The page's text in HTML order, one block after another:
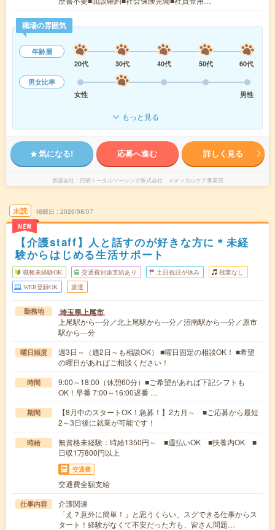
職場の雰囲気
年齢層
20代
30代 40代 50代
60代
男女比率
女性
男性
もっと見る
気になる! 応募へ進む 詳しく見る
派遣会社 日研トータルソーシング株式会社 メディカルケア事業部
未読
NEW
掲載日 2026/08/07
【介護staff】人と話すのが好きな方に＊未経
験からはじめる生活サポート
職種未経験OK 交通費別途支給あり 土日祝日が休み 残業なし
WEB登録OK 派遣
勤務地 埼玉県上尾市
上尾駅から---分／北上尾駅から---分／沼南駅から---分／原市
駅から---分
曜日頻度
週3日～（週2日～も相談OK） ■曜日固定の相談OK！ ■希望
の曜日があればご相談ください！
時間
9:00～18:00（休憩60分）■ご希望があれば下記シフトも
OK！早番 7:00～16:00遅番 …
期間
【8月中のスタートOK！急募！】2カ月～ ■ご応募から最短
2～3日後に就業が可能です！
時給
無資格未経験：時給1350円～ ■週払いOK ■扶養内OK ■
日収1万800円以上
交通費
交通費全額支給
仕事内容
介護関連
「え？意外に簡単！」と思うくらい、スグできる仕事からス
タート！経験がなくて不安だった方も、皆さん問題…